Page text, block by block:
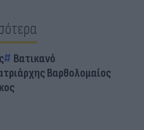
Βατικανό
Βαρθολομαίος